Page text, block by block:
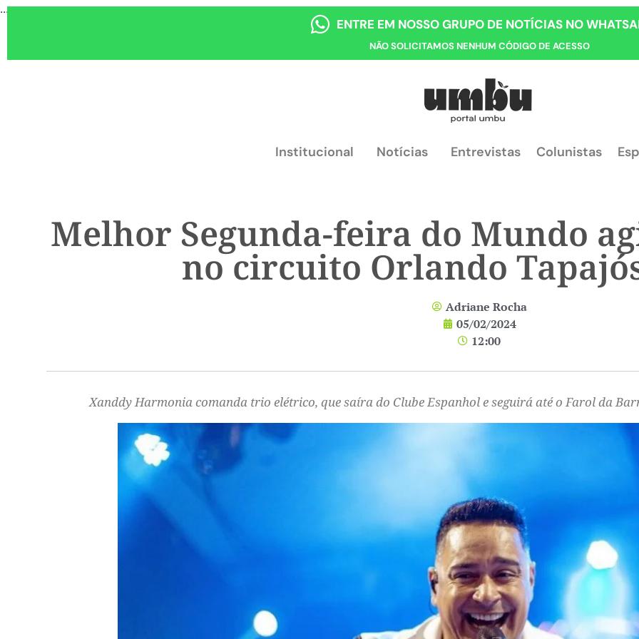
...
ENTRE EM NOSSO GRUPO DE NOTÍCIAS NO
NÃO SOLICITAMOS NENHUM CÓDIGO DE ACESSO
Institucional Notícias Entrevistas Colunistas
Melhor Segunda-feira do Mundo
no circuito Orlando
Adriane Rocha
05/02/2024
12:00
Xanddy Harmonia comanda trio elétrico, que saíra do Clube Espanhol e seguirá até o Farol da